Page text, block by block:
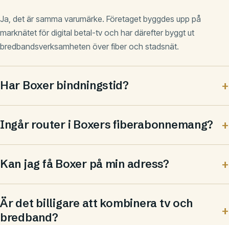
Ja, det är samma varumärke. Företaget byggdes upp på
marknätet för digital betal-tv och har därefter byggt ut
bredbandsverksamheten över fiber och stadsnät.
Har Boxer bindningstid?
Ingår router i Boxers fiberabonnemang?
Kan jag få Boxer på min adress?
Är det billigare att kombinera tv och
bredband?